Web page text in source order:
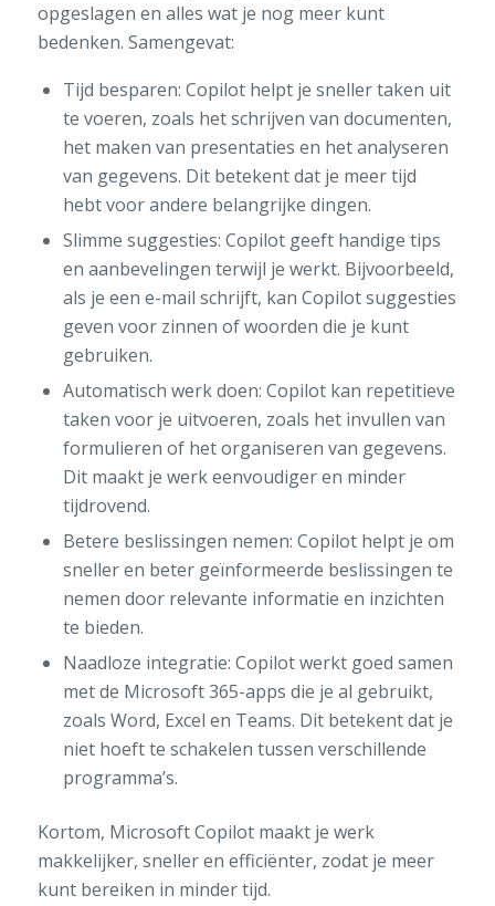
opgeslagen en alles wat je nog meer kunt
bedenken. Samengevat:
Tijd besparen: Copilot helpt je sneller taken uit
te voeren, zoals het schrijven van documenten,
het maken van presentaties en het analyseren
van gegevens. Dit betekent dat je meer tijd
hebt voor andere belangrijke dingen.
Slimme suggesties: Copilot geeft handige tips
en aanbevelingen terwijl je werkt. Bijvoorbeeld,
als je een e-mail schrijft, kan Copilot suggesties
geven voor zinnen of woorden die je kunt
gebruiken.
Automatisch werk doen: Copilot kan repetitieve
taken voor je uitvoeren, zoals het invullen van
formulieren of het organiseren van gegevens.
Dit maakt je werk eenvoudiger en minder
tijdrovend.
Betere beslissingen nemen: Copilot helpt je om
sneller en beter geïnformeerde beslissingen te
nemen door relevante informatie en inzichten
te bieden.
Naadloze integratie: Copilot werkt goed samen
met de Microsoft 365-apps die je al gebruikt,
zoals Word, Excel en Teams. Dit betekent dat je
niet hoeft te schakelen tussen verschillende
programma’s.
Kortom, Microsoft Copilot maakt je werk
makkelijker, sneller en efficiënter, zodat je meer
kunt bereiken in minder tijd.